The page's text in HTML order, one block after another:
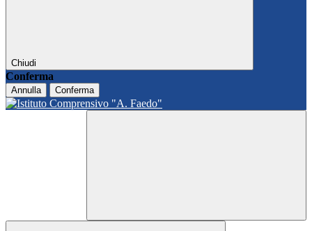
Chiudi
Conferma
Annulla Conferma